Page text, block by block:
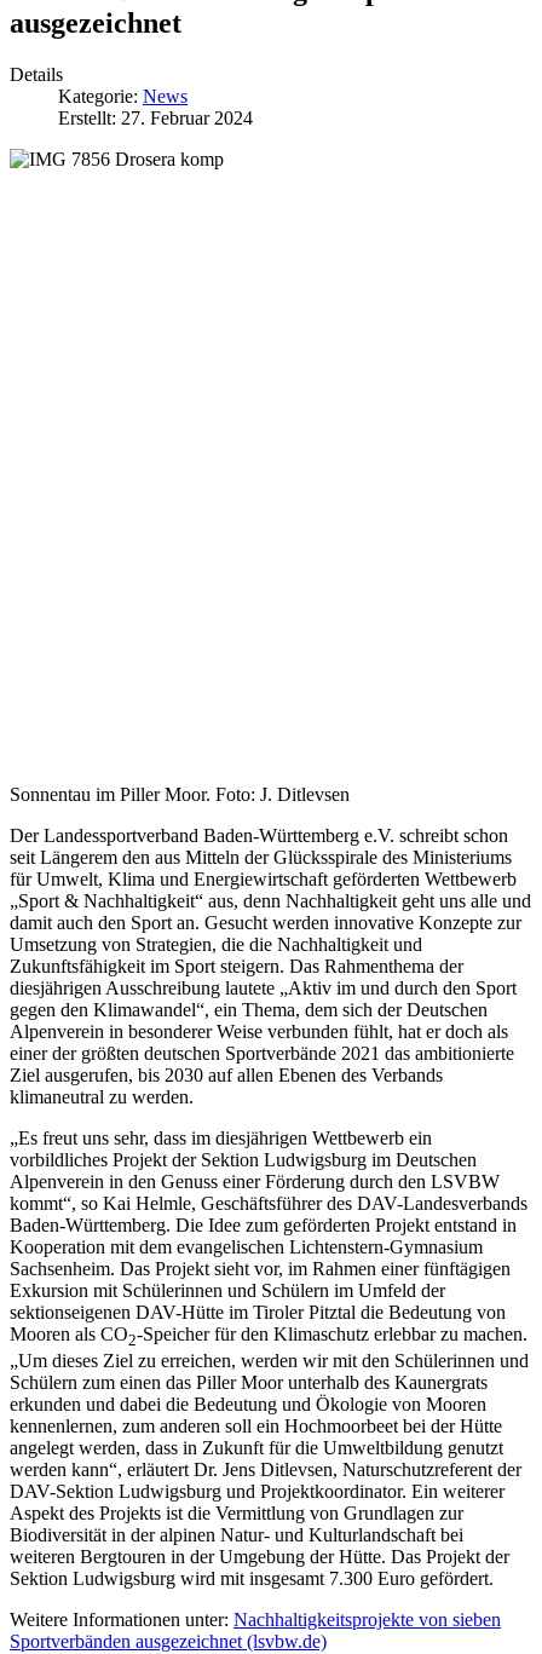
ausgezeichnet
Details
Kategorie: News
Erstellt: 27. Februar 2024
Sonnentau im Piller Moor. Foto: J. Ditlevsen
Der Landessportverband Baden-Württemberg e.V. schreibt schon
seit Längerem den aus Mitteln der Glücksspirale des Ministeriums
für Umwelt, Klima und Energiewirtschaft geförderten Wettbewerb
„Sport & Nachhaltigkeit“ aus, denn Nachhaltigkeit geht uns alle und
damit auch den Sport an. Gesucht werden innovative Konzepte zur
Umsetzung von Strategien, die die Nachhaltigkeit und
Zukunftsfähigkeit im Sport steigern. Das Rahmenthema der
diesjährigen Ausschreibung lautete „Aktiv im und durch den Sport
gegen den Klimawandel“, ein Thema, dem sich der Deutschen
Alpenverein in besonderer Weise verbunden fühlt, hat er doch als
einer der größten deutschen Sportverbände 2021 das ambitionierte
Ziel ausgerufen, bis 2030 auf allen Ebenen des Verbands
klimaneutral zu werden.
„Es freut uns sehr, dass im diesjährigen Wettbewerb ein
vorbildliches Projekt der Sektion Ludwigsburg im Deutschen
Alpenverein in den Genuss einer Förderung durch den LSVBW
kommt“, so Kai Helmle, Geschäftsführer des DAV-Landesverbands
Baden-Württemberg. Die Idee zum geförderten Projekt entstand in
Kooperation mit dem evangelischen Lichtenstern-Gymnasium
Sachsenheim. Das Projekt sieht vor, im Rahmen einer fünftägigen
Exkursion mit Schülerinnen und Schülern im Umfeld der
sektionseigenen DAV-Hütte im Tiroler Pitztal die Bedeutung von
Mooren als CO2-Speicher für den Klimaschutz erlebbar zu machen.
„Um dieses Ziel zu erreichen, werden wir mit den Schülerinnen und
Schülern zum einen das Piller Moor unterhalb des Kaunergrats
erkunden und dabei die Bedeutung und Ökologie von Mooren
kennenlernen, zum anderen soll ein Hochmoorbeet bei der Hütte
angelegt werden, dass in Zukunft für die Umweltbildung genutzt
werden kann“, erläutert Dr. Jens Ditlevsen, Naturschutzreferent der
DAV-Sektion Ludwigsburg und Projektkoordinator. Ein weiterer
Aspekt des Projekts ist die Vermittlung von Grundlagen zur
Biodiversität in der alpinen Natur- und Kulturlandschaft bei
weiteren Bergtouren in der Umgebung der Hütte. Das Projekt der
Sektion Ludwigsburg wird mit insgesamt 7.300 Euro gefördert.
Weitere Informationen unter: Nachhaltigkeitsprojekte von sieben
Sportverbänden ausgezeichnet (lsvbw.de)